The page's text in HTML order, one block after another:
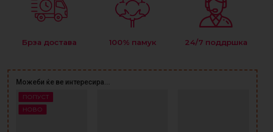
Брза достава 100% памук 24/7 поддршка
Можеби ќе ве интересира...
ПОПУСТ
НОВО